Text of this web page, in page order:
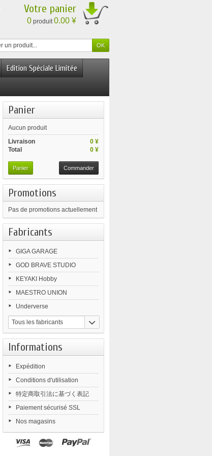
Votre panier
0 produit0.00 ¥
Edition Spéciale Limitée
Panier
Aucun produit
0 ¥
Livraison
0 ¥
Total
Panier Commander
Promotions
Pas de promotions actuellement
Fabricants
GIGA GARAGE
GOD BRAVE STUDIO
KEYAKI Hobby
MAESTRO UNION
Underverse
Tous les fabricants
Informations
Expédition
Conditions d'utilisation
特定商取引法に基づく表記
Paiement sécurisé SSL
Nos magasins